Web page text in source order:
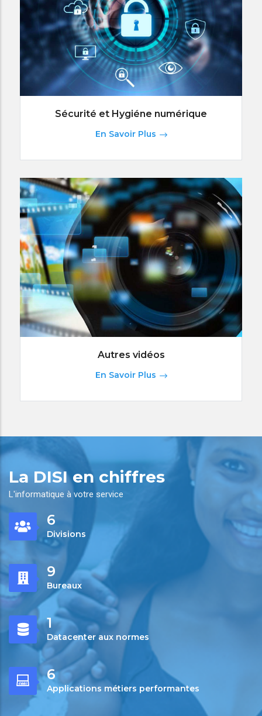
Sécurité et Hygiéne numérique
En Savoir Plus
Autres vidéos
En Savoir Plus
La DISI en chiffres
L'informatique à votre service
8
Divisions
12
Bureaux
1
Datacenter aux normes
8
Applications métiers performantes